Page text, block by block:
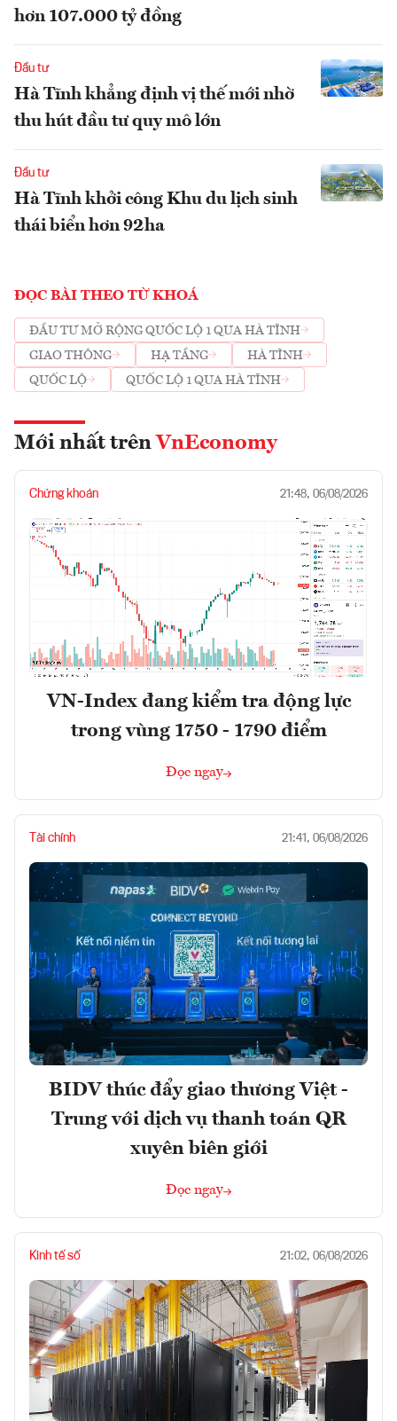
hơn 107.000 tỷ đồng
Đầu tư
Hà Tĩnh khẳng định vị thế mới nhờ
thu hút đầu tư quy mô lớn
Đầu tư
Hà Tĩnh khởi công Khu du lịch sinh
thái biển hơn 92ha
ĐỌC BÀI THEO TỪ KHOÁ
ĐẦU TƯ MỞ RỘNG QUỐC LỘ 1 QUA HÀ TĨNH
GIAO THÔNG
HẠ TẦNG
HÀ TĨNH
QUỐC LỘ
QUỐC LỘ 1 QUA HÀ TĨNH
Mới nhất trên VnEconomy
Chứng khoán 21:48, 06/08/2026
VN-Index đang kiểm tra động lực
trong vùng 1750 - 1790 điểm
Đọc ngay
Tài chính 21:41, 06/08/2026
BIDV thúc đẩy giao thương Việt -
Trung với dịch vụ thanh toán QR
xuyên biên giới
Đọc ngay
Kinh tế số 21:02, 06/08/2026